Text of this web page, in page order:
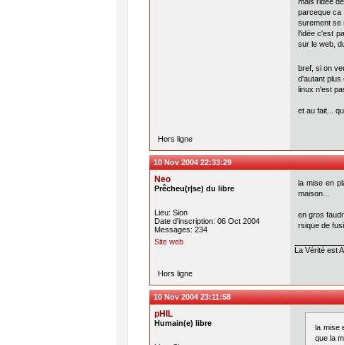
parceque ca
surement se
l'idée c'est
sur le web,
bref, si on
d'autant plus
linux n'est
et au fait...
Hors ligne
10 Nov 2004 22:33:29
Neo
Prêcheu(r|se) du libre
Lieu: Sion
Date d'inscription: 06 Oct 2004
Messages: 234
Site web
la mise en
maison...
en gros
rsique de
La Vérité est
Hors ligne
10 Nov 2004 23:11:58
pHIL
Humain(e) libre
la mise
que la